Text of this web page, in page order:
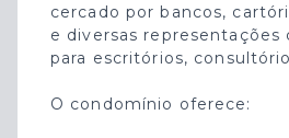
cercado por bancos,
e diversas representações
para escritórios,
O condomínio oferece: